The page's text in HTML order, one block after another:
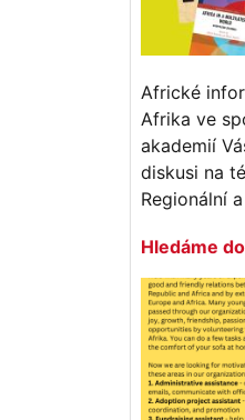
Africké
Afrika ve
akademií
diskusi na
Regionální
Hledáme